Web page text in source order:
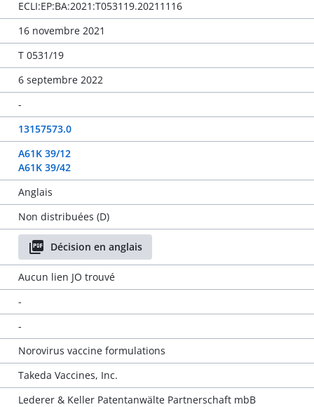
ECLI:EP:BA:2021:T053119.20211116
16 novembre 2021
T 0531/19
6 septembre 2022
-
13157573.0
A61K 39/12
A61K 39/42
Anglais
Non distribuées (D)
Décision en anglais
Aucun lien JO trouvé
-
-
Norovirus vaccine formulations
Takeda Vaccines, Inc.
Lederer & Keller Patentanwälte Partnerschaft mbB